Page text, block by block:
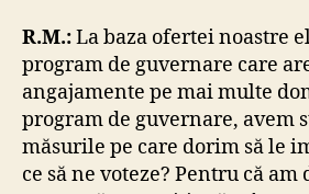
R.M.:La baza ofertei noastre
program de guvernare care
angajamente pe mai multe
program de guvernare, avem
măsurile pe care dorim să le
ce să ne voteze? Pentru că